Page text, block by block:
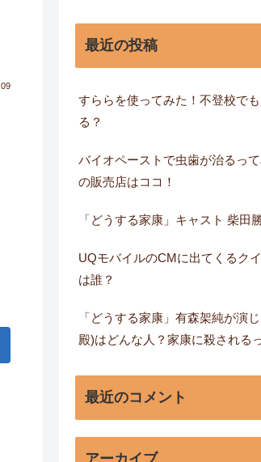
最近の投稿
すららを使ってみた！不登校で
る？
バイオペーストで虫歯が治るっ
の販売店はココ！
「どうする家康」キャスト 柴田
UQモバイルのCMに出てくるク
は誰？
「どうする家康」有森架純が演
殿)はどんな人？家康に殺される
最近のコメント
アーカイブ